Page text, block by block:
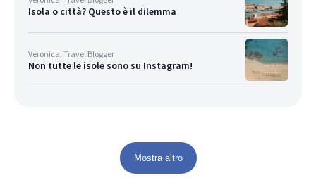
Isola o città? Questo è il dilemma
Veronica, Travel Blogger
Non tutte le isole sono su Instagram!
Mostra altro